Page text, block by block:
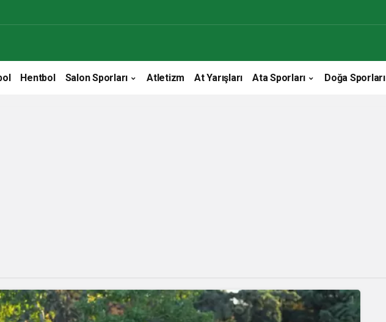
Hentbol Salon Sporları Atletizm At Yarışları Ata Sporları Doğa Sporları